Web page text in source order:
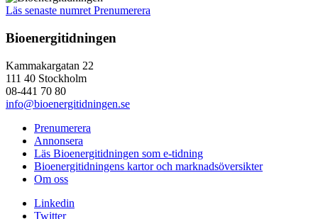
Läs senaste numret Prenumerera
Bioenergitidningen
Kammakargatan 22
111 40 Stockholm
08-441 70 80
info@bioenergitidningen.se
Prenumerera
Annonsera
Läs Bioenergitidningen som e-tidning
Bioenergitidningens kartor och marknadsöversikter
Om oss
Linkedin
Twitter